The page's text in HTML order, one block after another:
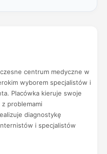
centrum medyczne w
wyborem specjalistów i
Placówka kieruje swoje
z problemami
diagnostykę
i specjalistów